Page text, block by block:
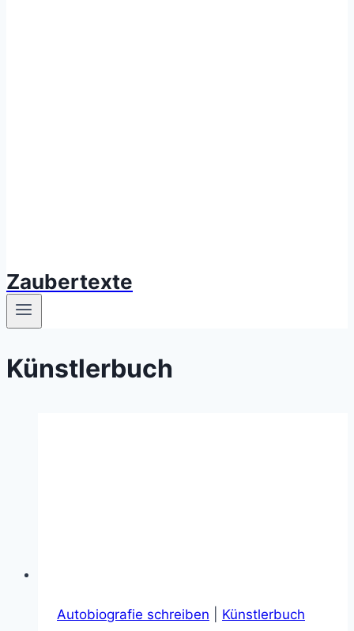
Zaubertexte
Künstlerbuch
Autobiografie schreiben Künstlerbuch